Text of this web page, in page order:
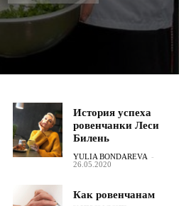
История успеха
ровенчанки Леси
Билень
YULIA BONDAREVA -
26.05.2020
Как ровенчанам